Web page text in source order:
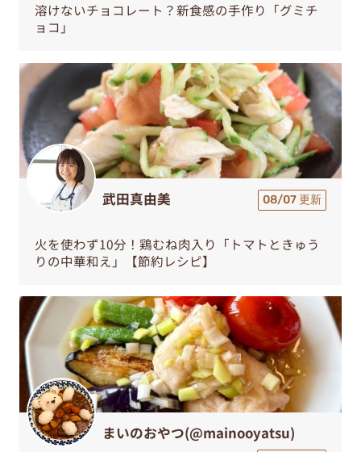
溶けないチョコレート？新食感の手作り「グミチ
ョコ」
武田真由美 08/07 更新
火を使わず10分！鶏むね肉入り「トマトときゅう
りの中華和え」【節約レシピ】
まいのおやつ(@mainooyatsu)